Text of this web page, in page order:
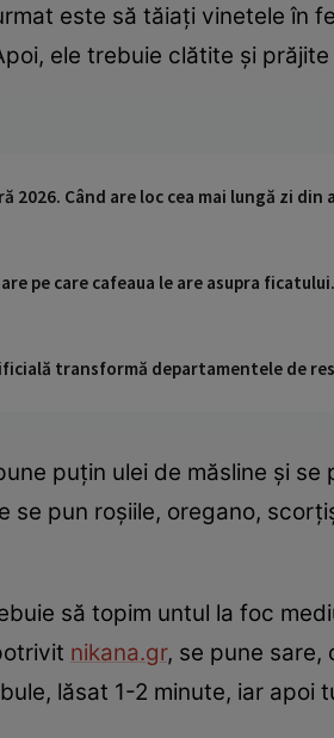
este să tăiați vinetele în
ele trebuie clătite și
2026. Când are loc cea mai lungă zi
pe care cafeaua le are asupra
transformă departamentele de
puțin ulei de măsline și
se pun roșiile, oregano,
să topim untul la foc
nikana.gr, se pune sare,
lăsat 1-2 minute, iar apoi